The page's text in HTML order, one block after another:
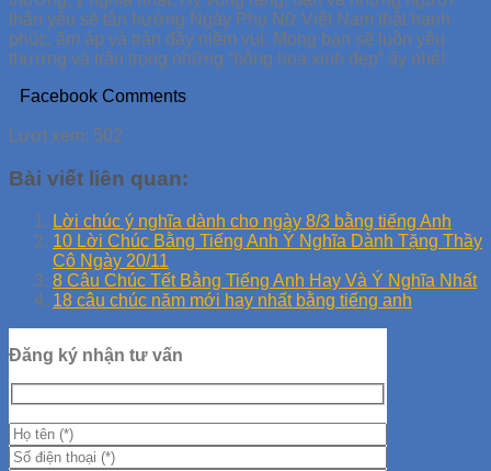
thân yêu sẽ tận hưởng Ngày Phụ Nữ Việt Nam thật hạnh
phúc, ấm áp và tràn đầy niềm vui. Mong bạn sẽ luôn yêu
thương và trân trọng những “bông hoa xinh đẹp” ấy nhé!
Facebook Comments
Lượt xem: 502
Bài viết liên quan:
Lời chúc ý nghĩa dành cho ngày 8/3 bằng tiếng Anh
10 Lời Chúc Bằng Tiếng Anh Ý Nghĩa Dành Tặng Thầy
Cô Ngày 20/11
8 Câu Chúc Tết Bằng Tiếng Anh Hay Và Ý Nghĩa Nhất
18 câu chúc năm mới hay nhất bằng tiếng anh
Đăng ký nhận tư vấn